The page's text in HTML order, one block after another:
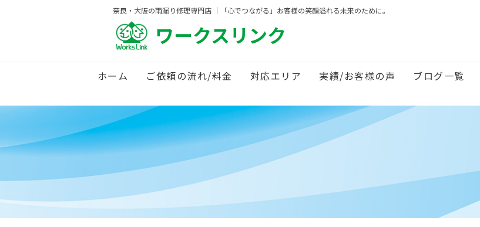
奈良・大阪の雨漏り修理専門店 ｜「心でつながる」お客様の笑顔溢れる未来のために。
ワークスリンク
ホーム ご依頼の流れ/料金 対応エリア 実績/お客様の声 ブログ一覧